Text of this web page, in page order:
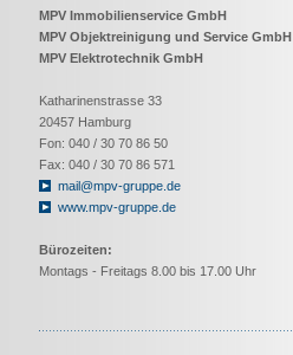
MPV Immobilienservice GmbH
MPV Objektreinigung und Service GmbH
MPV Elektrotechnik GmbH
Katharinenstrasse 33
20457 Hamburg
Fon: 040 / 30 70 86 50
Fax: 040 / 30 70 86 571
mail@mpv-gruppe.de
www.mpv-gruppe.de
Bürozeiten:
Montags - Freitags 8.00 bis 17.00 Uhr